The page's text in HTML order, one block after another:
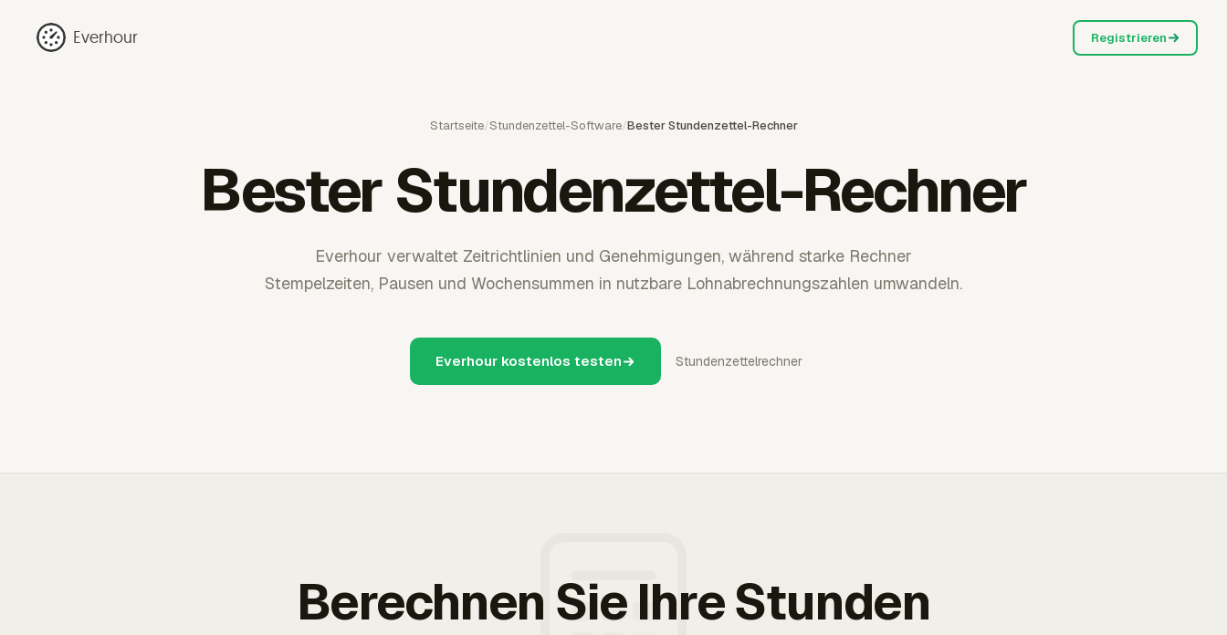
Everhour Registrieren
Startseite/Stundenzettel-Software/Bester Stundenzettel-Rechner
Bester Stundenzettel-Rechner
Everhour verwaltet Zeitrichtlinien und Genehmigungen, während starke Rechner
Stempelzeiten, Pausen und Wochensummen in nutzbare Lohnabrechnungszahlen umwandeln.
Everhour kostenlos testen Stundenzettelrechner
Berechnen Sie Ihre Stunden